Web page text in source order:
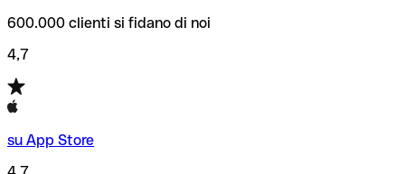
600.000 clienti si fidano di noi
4,7
su App Store